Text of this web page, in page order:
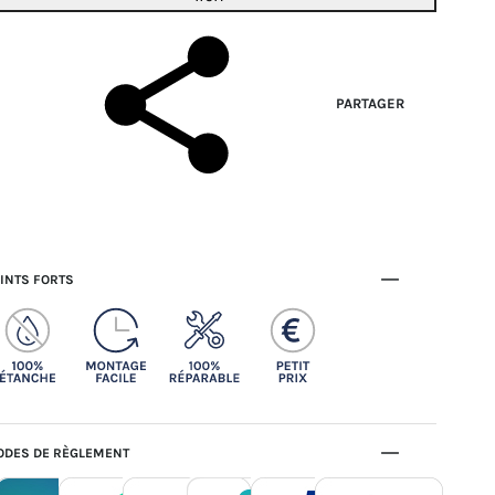
PARTAGER
FORTS
DE RÈGLEMENT